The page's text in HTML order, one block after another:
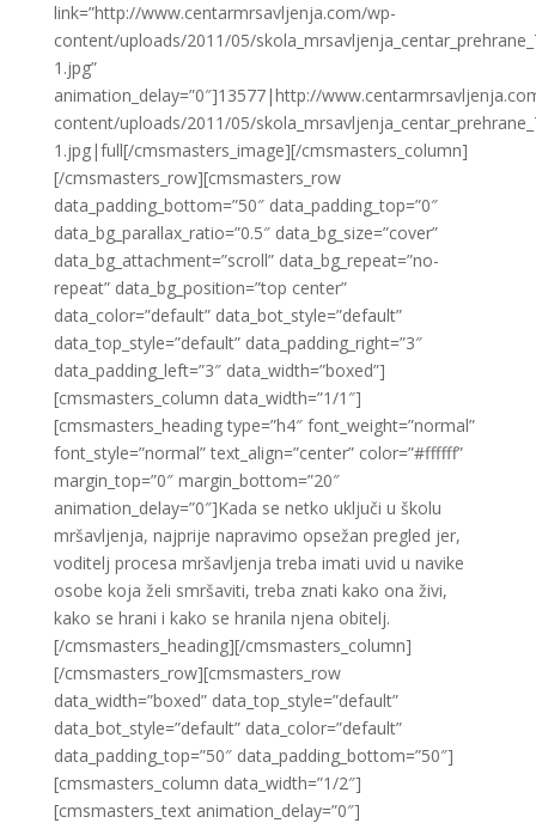
link=”http://www.centarmrsavljenja.com/wp-
content/uploads/2011/05/
1.jpg”
animation_delay=”0″]13577|http://
content/uploads/2011/05/
1.jpg|full[/cmsmasters_image][/cmsmasters_column]
[/cmsmasters_row][cmsmasters_row
data_padding_bottom=”50″ data_padding_top=”0″
data_bg_parallax_ratio=”0.5″ data_bg_size=”cover”
data_bg_attachment=”scroll” data_bg_repeat=”no-
repeat” data_bg_position=”top center”
data_color=”default” data_bot_style=”default”
data_top_style=”default” data_padding_right=”3″
data_padding_left=”3″ data_width=”boxed”]
[cmsmasters_column data_width=”1/1″]
[cmsmasters_heading type=”h4″ font_weight=”normal”
font_style=”normal” text_align=”center” color=”#ffffff”
margin_top=”0″ margin_bottom=”20″
animation_delay=”0″]Kada se netko uključi u školu
mršavljenja, najprije napravimo opsežan pregled jer,
voditelj procesa mršavljenja treba imati uvid u navike
osobe koja želi smršaviti, treba znati kako ona živi,
kako se hrani i kako se hranila njena obitelj.
[/cmsmasters_heading][/cmsmasters_column]
[/cmsmasters_row][cmsmasters_row
data_width=”boxed” data_top_style=”default”
data_bot_style=”default” data_color=”default”
data_padding_top=”50″ data_padding_bottom=”50″]
[cmsmasters_column data_width=”1/2″]
[cmsmasters_text animation_delay=”0″]